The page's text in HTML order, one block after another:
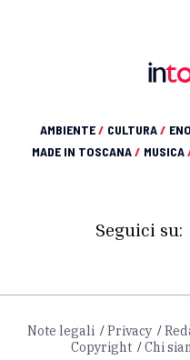
AMBIENTE/ CULTURA/
MADE IN TOSCANA/ MUSICA
Seguici su:
Note legali Privacy
Copyright
Chi